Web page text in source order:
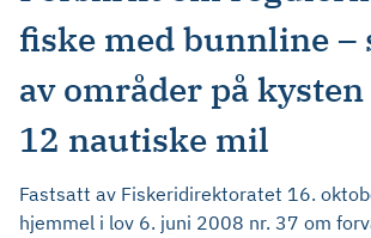
fiske med bunnline –
av områder på
12 nautiske mil
Fastsatt av Fiskeridirektoratet 16.
hjemmel i lov 6. juni 2008 nr. 37 om